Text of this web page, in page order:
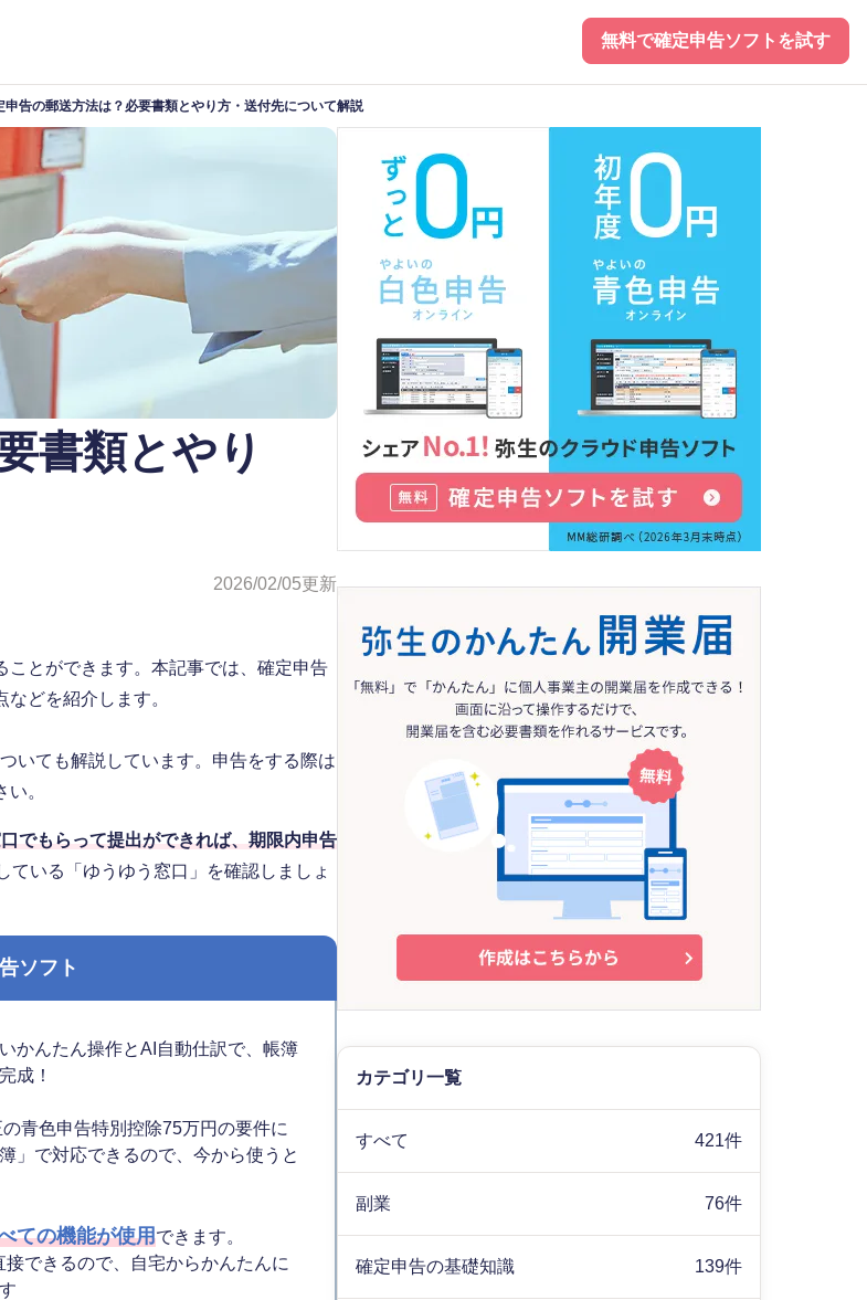
無料で確定申告ソフトを試す
申告の郵送方法は？必要書類とやり方・送付先について解説
書類とやり
2026/02/05更新
とができます。本記事では、確定申告
どを紹介します。
いても解説しています。申告をする際は
。
でもらって提出ができれば、期限内申告
いる「ゆうゆう窓口」を確認しましょ
ソフト
かんたん操作とAI自動仕訳で、帳簿
成！
青色申告特別控除75万円の要件に
」で対応できるので、今から使うと
ての機能が使用できます。
接できるので、自宅からかんたんに
カテゴリ一覧
すべて 421件
副業 76件
確定申告の基礎知識 139件